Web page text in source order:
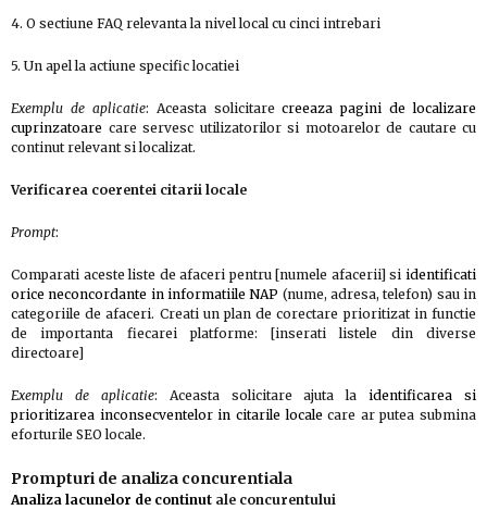
4. O sectiune FAQ relevanta la nivel local cu cinci intrebari
5. Un apel la actiune specific locatiei
Exemplu de aplicatie: Aceasta solicitarecreeaza pagini de localizare
cuprinzatoare care servesc utilizatorilor si motoarelor de cautare cu
continut relevant si localizat.
Verificarea coerentei citarii locale
Prompt:
Comparati aceste liste de afaceri pentru [numele afacerii] si identificati
orice neconcordante in informatiile NAP (nume, adresa, telefon) sau in
categoriile de afaceri. Creati un plan de corectare prioritizat in functie
de importanta fiecarei platforme: [inserati listele din diverse
directoare]
Exemplu de aplicatie: Aceasta solicitare ajuta laidentificarea si
prioritizarea inconsecventelor in citarile locale care ar putea submina
eforturile SEO locale.
Prompturi de analiza concurentiala
Analiza lacunelor de continut ale concurentului